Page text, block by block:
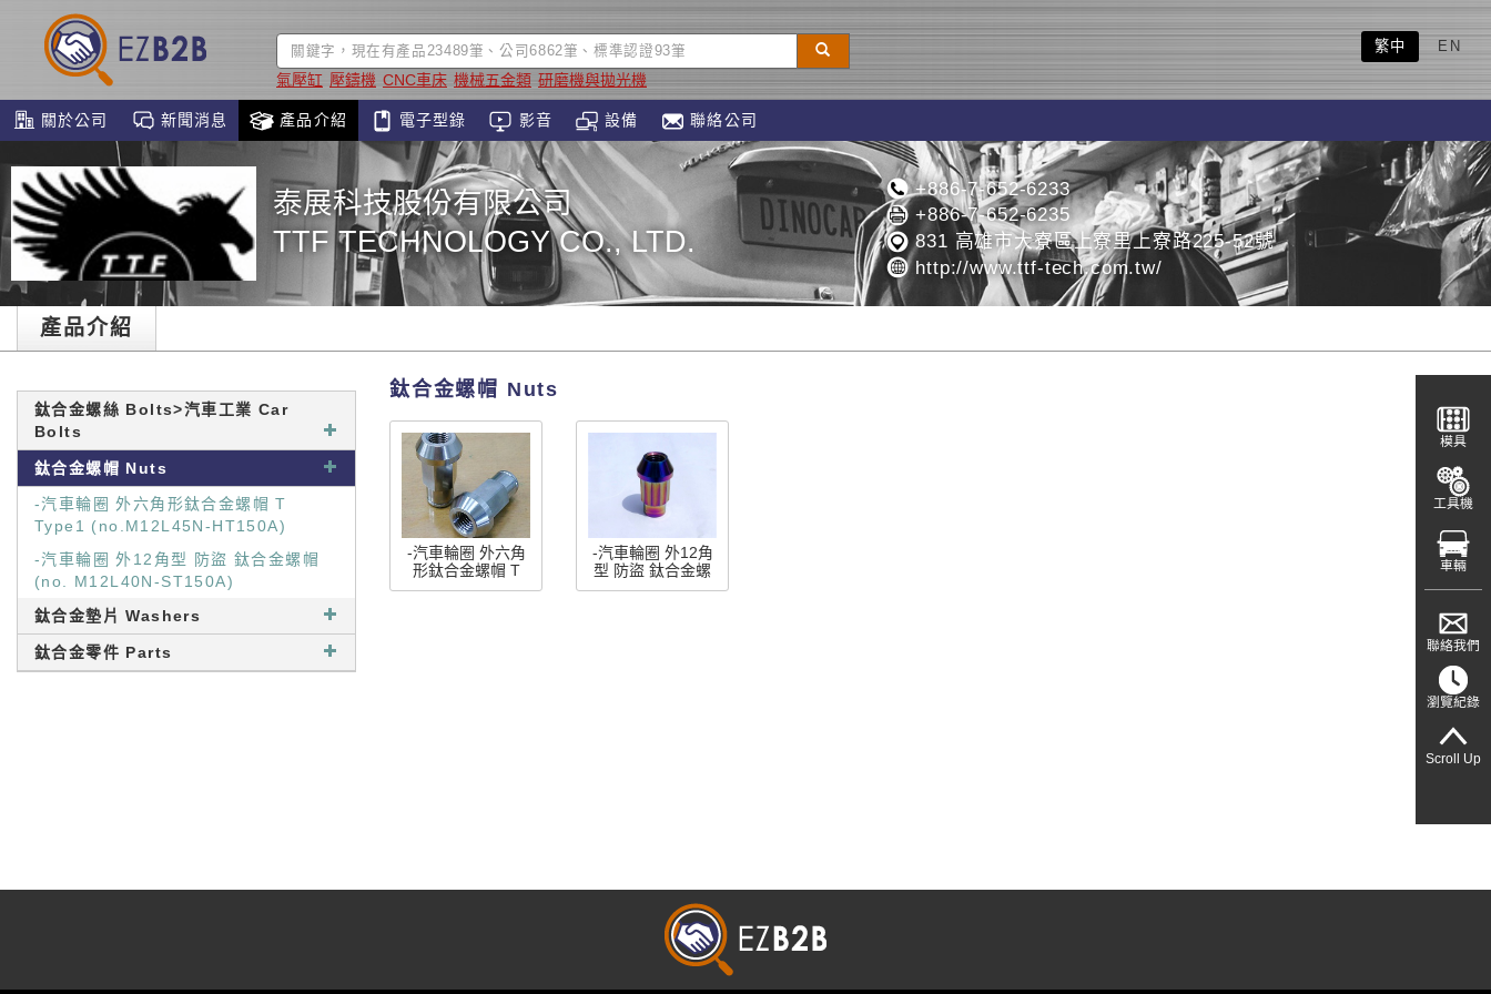
氣壓缸 壓鑄機 CNC車床 機械五金類 研磨機與拋光機
繁中 EN
關於公司 新聞消息 產品介紹 電子型錄 影音 設備 聯絡公司
泰展科技股份有限公司
TTF TECHNOLOGY CO., LTD.
+886-7-652-6233
+886-7-652-6235
831 高雄市大寮區上寮里上寮路225-52號
http://www.ttf-tech.com.tw/
產品介紹
鈦合金螺絲 Bolts>汽車工業 Car
Bolts
鈦合金螺帽 Nuts
-汽車輪圈 外六角形鈦合金螺帽 T
Type1 (no.M12L45N-HT150A)
-汽車輪圈 外12角型 防盜 鈦合金螺帽
(no. M12L40N-ST150A)
鈦合金墊片 Washers
鈦合金零件 Parts
鈦合金螺帽 Nuts
-汽車輪圈 外六角
形鈦合金螺帽 T
Type1
-汽車輪圈 外12角
型 防盜 鈦合金螺
帽 (no. M12L40N-
模具
工具機
車輛
聯絡我們
瀏覽紀錄
Scroll Up